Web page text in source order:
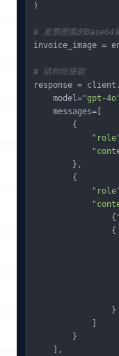
)
# 发票图像的Base64
invoice_image =
# 结构化提取
response =
    model=
"gpt-
    messages=[
        {
        },
        {
                {
                {
                }
        }
    ],